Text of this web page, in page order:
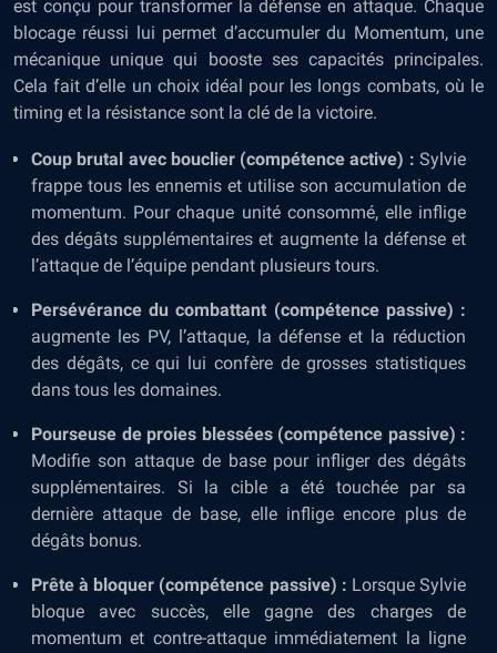
est conçu pour transformer la défense en attaque. Chaque
blocage réussi lui permet d’accumuler du Momentum, une
mécanique unique qui booste ses capacités principales.
Cela fait d’elle un choix idéal pour les longs combats, où le
timing et la résistance sont la clé de la victoire.
Coup brutal avec bouclier (compétence active) : Sylvie
frappe tous les ennemis et utilise son accumulation de
momentum. Pour chaque unité consommé, elle inflige
des dégâts supplémentaires et augmente la défense et
l’attaque de l’équipe pendant plusieurs tours.
Persévérance du combattant (compétence passive) :
augmente les PV, l’attaque, la défense et la réduction
des dégâts, ce qui lui confère de grosses statistiques
dans tous les domaines.
Pourseuse de proies blessées (compétence passive) :
Modifie son attaque de base pour infliger des dégâts
supplémentaires. Si la cible a été touchée par sa
dernière attaque de base, elle inflige encore plus de
dégâts bonus.
Prête à bloquer (compétence passive) : Lorsque Sylvie
bloque avec succès, elle gagne des charges de
momentum et contre-attaque immédiatement la ligne